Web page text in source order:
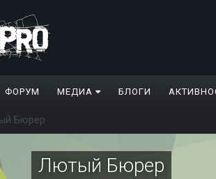
ФОРУМ МЕДИА БЛОГИ
Бюрер
Лютый Бюрер